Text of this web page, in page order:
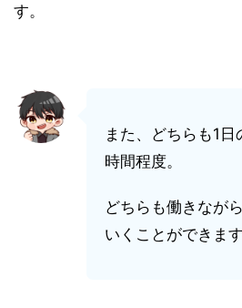
す。
また、どちらも1
時間程度。
どちらも働きなが
いくことができます